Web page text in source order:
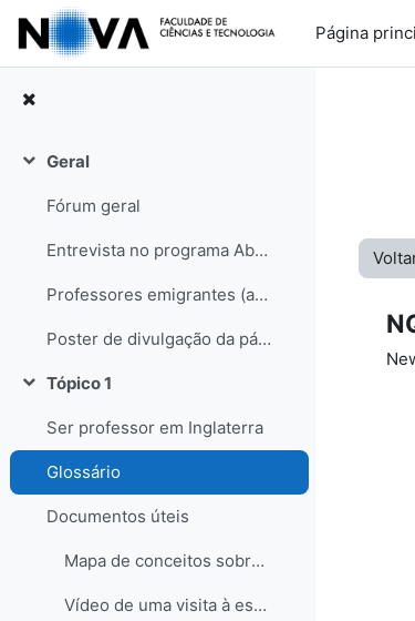
Ir para o conteúdo principal
Página
Contrair
Geral
Fórum geral
Entrevista no programa Abraço de Domingo (RDP internacional)
Professores emigrantes (artigo no semanário Sol, edição de 31-05-08)
Poster de divulgação da página
Contrair
Tópico 1
Ser professor em Inglaterra
Glossário
Documentos úteis
Mapa de conceitos sobre o sistema educativo em Inglaterra
Vídeo de uma visita à escola de Hampstead no Reino Unido